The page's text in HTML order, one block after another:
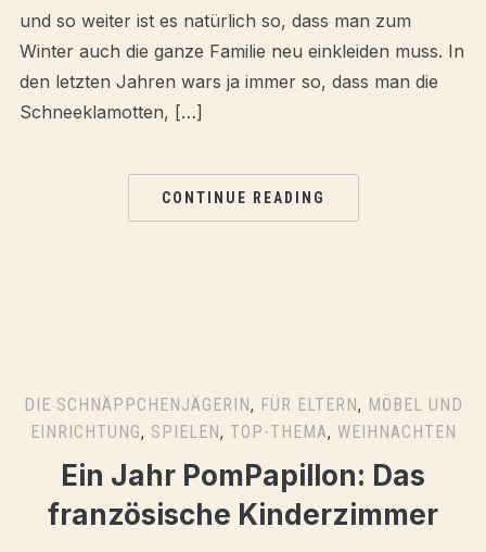
und so weiter ist es natürlich so, dass man zum
Winter auch die ganze Familie neu einkleiden muss. In
den letzten Jahren wars ja immer so, dass man die
Schneeklamotten, […]
CONTINUE READING
DIE SCHNÄPPCHENJÄGERIN, FÜR ELTERN, MÖBEL UND
EINRICHTUNG, SPIELEN, TOP-THEMA, WEIHNACHTEN
Ein Jahr PomPapillon: Das
französische Kinderzimmer